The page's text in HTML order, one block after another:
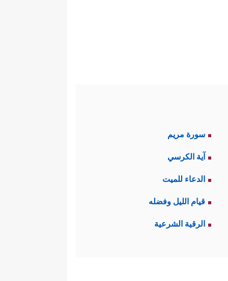
سورة مريم
آية الكرسي
الدعاء للميت
قيام الليل وفضله
الرقية الشرعية